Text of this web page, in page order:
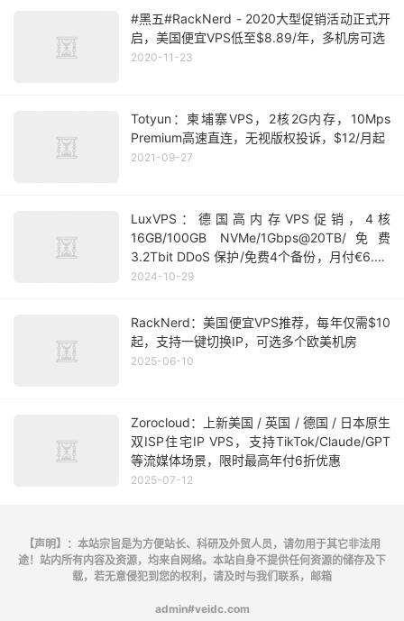
#黑五#RackNerd - 2020大型促销活动正式开
启，美国便宜VPS低至$8.89/年，多机房可选
2020-11-23
Totyun：柬埔寨VPS，2核2G内存，10Mps
Premium高速直连，无视版权投诉，$12/月起
2021-09-27
LuxVPS：德国高内存VPS促销，4核
16GB/100GB NVMe/1Gbps@20TB/免费
3.2Tbit DDoS 保护/免费4个备份，月付€6.99
起
2024-10-29
RackNerd：美国便宜VPS推荐，每年仅需$10
起，支持一键切换IP，可选多个欧美机房
2025-06-10
Zorocloud：上新美国 / 英国 / 德国 / 日本原生
双ISP住宅IP VPS，支持TikTok/Claude/GPT
等流媒体场景，限时最高年付6折优惠
2025-07-12
【声明】：本站宗旨是为方便站长、科研及外贸人员，请勿用于其它非法用
途！站内所有内容及资源，均来自网络。本站自身不提供任何资源的储存及下
载，若无意侵犯到您的权利，请及时与我们联系，邮箱
admin#veidc.com